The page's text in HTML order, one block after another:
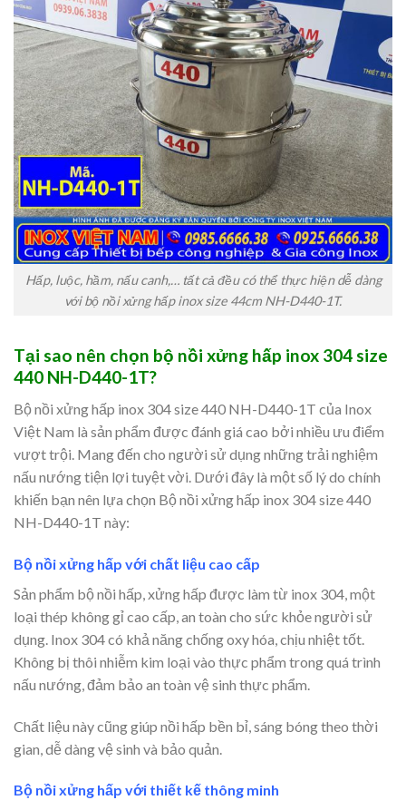
Hấp, luộc, hầm, nấu canh,… tất cả đều có thể thực hiện dễ dàng
với bộ nồi xửng hấp inox size 44cm NH-D440-1T.
Tại sao nên chọn bộ nồi xửng hấp inox 304 size
440 NH-D440-1T?
Bộ nồi xửng hấp inox 304 size 440 NH-D440-1T của Inox
Việt Nam là sản phẩm được đánh giá cao bởi nhiều ưu điểm
vượt trội. Mang đến cho người sử dụng những trải nghiệm
nấu nướng tiện lợi tuyệt vời. Dưới đây là một số lý do chính
khiến bạn nên lựa chọn Bộ nồi xửng hấp inox 304 size 440
NH-D440-1T này:
Bộ nồi xửng hấp với chất liệu cao cấp
Sản phẩm bộ nồi hấp, xửng hấp được làm từ inox 304, một
loại thép không gỉ cao cấp, an toàn cho sức khỏe người sử
dụng. Inox 304 có khả năng chống oxy hóa, chịu nhiệt tốt.
Không bị thôi nhiễm kim loại vào thực phẩm trong quá trình
nấu nướng, đảm bảo an toàn vệ sinh thực phẩm.
Chất liệu này cũng giúp nồi hấp bền bỉ, sáng bóng theo thời
gian, dễ dàng vệ sinh và bảo quản.
Bộ nồi xửng hấp với thiết kế thông minh